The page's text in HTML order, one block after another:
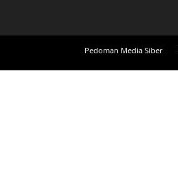
Pedoman Media Siber